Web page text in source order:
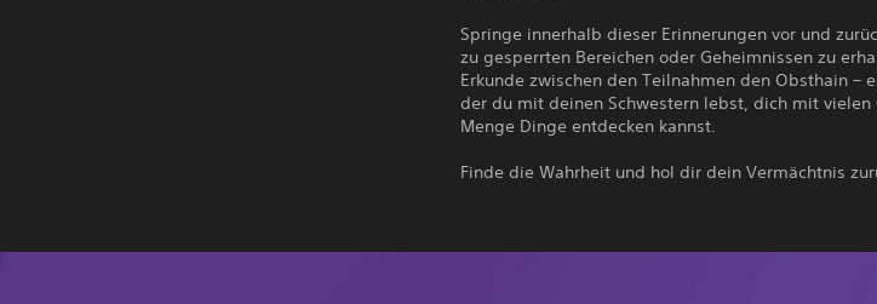
Springe innerhalb dieser Erinnerungen vor und
zu gesperrten Bereichen oder Geheimnissen zu
Erkunde zwischen den Teilnahmen den Obsthain –
der du mit deinen Schwestern lebst, dich mit
Menge Dinge entdecken kannst.
Finde die Wahrheit und hol dir dein Vermächtnis